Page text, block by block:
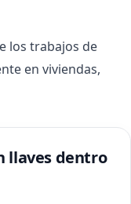
los trabajos de
en viviendas,
llaves dentro